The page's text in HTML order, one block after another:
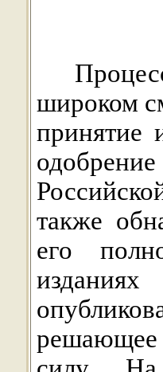
широком
принятие
также
его
решающее